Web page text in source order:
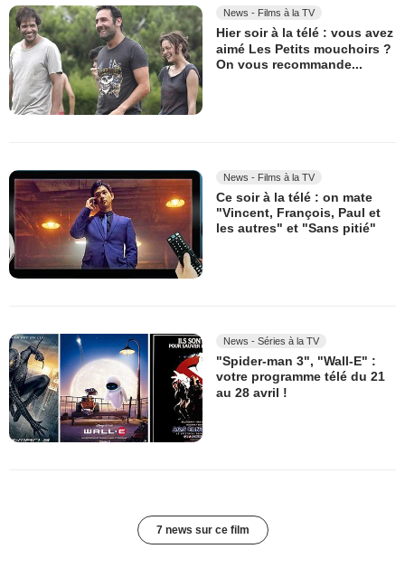
News - Films à la TV
Hier soir à la télé : vous avez
aimé Les Petits mouchoirs ?
On vous recommande...
News - Films à la TV
Ce soir à la télé : on mate
"Vincent, François, Paul et
les autres" et "Sans pitié"
News - Séries à la TV
"Spider-man 3", "Wall-E" :
votre programme télé du 21
au 28 avril !
7 news sur ce film